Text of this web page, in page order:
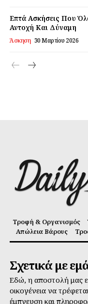
Επτά Ασκήσεις Που
Αντοχή Και Δύναμη
Άσκηση 30 Μαρτίου 2026
Τροφή & Οργανισμός
Απώλεια Βάρους
Σχετικά με
Εδώ, η αποστολή μας
οικογένεια να
έμπνευση και